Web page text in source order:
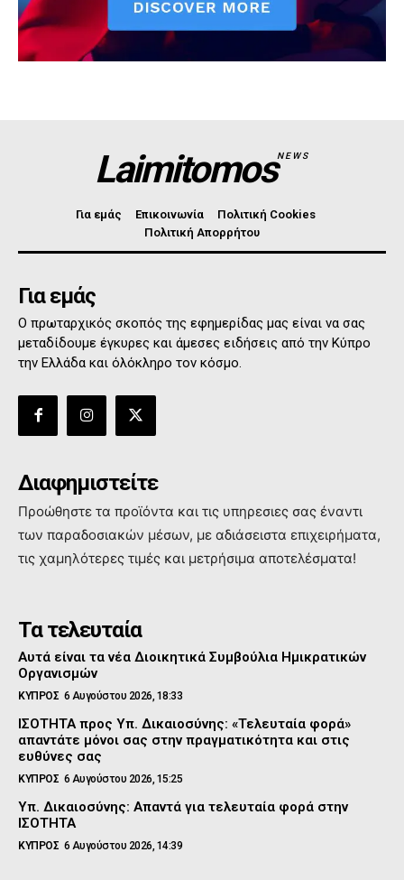
LaimitomosNEWS
Για εμάς Επικοινωνία
Πολιτική Cookies
Πολιτική Απορρήτου
Για εμάς
Ο πρωταρχικός σκοπός της εφημερίδας μας είναι να σας
μεταδίδουμε έγκυρες και άμεσες ειδήσεις από την Κύπρο
την Ελλάδα και όλόκληρο τον κόσμο.
Διαφημιστείτε
Προώθηστε τα προϊόντα και τις υπηρεσιες σας έναντι
των παραδοσιακών μέσων, με αδιάσειστα επιχειρήματα,
τις χαμηλότερες τιμές και μετρήσιμα αποτελέσματα!
Τα τελευταία
Αυτά είναι τα νέα Διοικητικά Συμβούλια Ημικρατικών
Οργανισμών
ΚΥΠΡΟΣ 6 Αυγούστου 2026, 18:33
ΙΣΟΤΗΤΑ προς Υπ. Δικαιοσύνης: «Τελευταία φορά»
απαντάτε μόνοι σας στην πραγματικότητα και στις
ευθύνες σας
ΚΥΠΡΟΣ 6 Αυγούστου 2026, 15:25
Υπ. Δικαιοσύνης: Απαντά για τελευταία φορά στην
ΙΣΟΤΗΤΑ
ΚΥΠΡΟΣ 6 Αυγούστου 2026, 14:39